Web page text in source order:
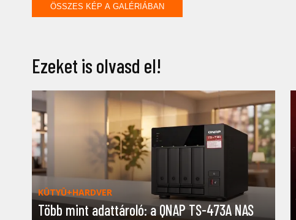
ÖSSZES KÉP A GALÉRIÁBAN
Ezeket is olvasd el!
KÜTYÜ+HARDVER
Több mint adattároló: a QNAP TS-473A NAS